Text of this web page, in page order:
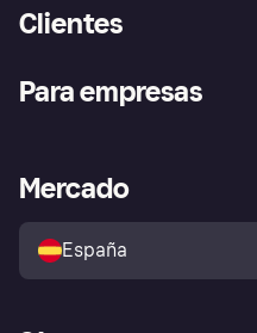
Clientes
Inicio de sesión
Directorio de tiendas
Política de protección al
comprador de Klarna
Reclamaciones
Para empresas
Acceso empresas
Mercado
España